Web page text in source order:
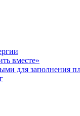
вместе»
для заполнения